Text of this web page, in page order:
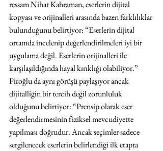
ressam Nihat Kahraman, eserlerin dijital
kopyası ve orijinalleri arasında bazen farklılıklar
bulunduğunu belirtiyor: “Eserlerin dijital
ortamda incelenip değerlendirilmeleri iyi bir
uygulama değil. Eserlerin orijinalleri ile
karşılaşıldığında hayal kırıklığı olabiliyor.”
Piroğlu da aynı görüşü paylaşıyor ancak
dijitalliğin bir tercih değil zorunluluk
olduğunu belirtiyor: “Prensip olarak eser
değerlendirmesinin fiziksel mevcudiyette
yapılması doğrudur. Ancak seçimler sadece
sergilenecek eserlerin belirlendiği ilk etapta